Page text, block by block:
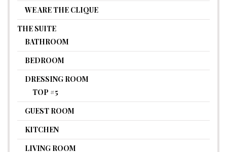
WE ARE THE CLIQUE
THE SUITE
BATHROOM
BEDROOM
DRESSING ROOM
TOP #5
GUEST ROOM
KITCHEN
LIVING ROOM